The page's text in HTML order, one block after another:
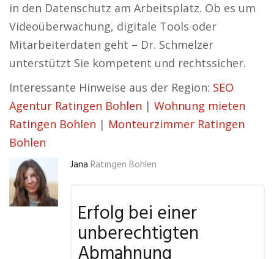
in den Datenschutz am Arbeitsplatz. Ob es um
Videoüberwachung, digitale Tools oder
Mitarbeiterdaten geht – Dr. Schmelzer
unterstützt Sie kompetent und rechtssicher.
Interessante Hinweise aus der Region: SEO
Agentur Ratingen Bohlen | Wohnung mieten
Ratingen Bohlen | Monteurzimmer Ratingen
Bohlen
Jana Ratingen Bohlen
Erfolg bei einer
unberechtigten